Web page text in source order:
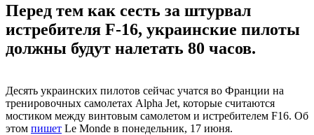
Перед тем как сесть за штурвал
истребителя F-16, украинские пилоты
должны будут налетать 80 часов.
Десять украинских пилотов сейчас учатся во Франции на
тренировочных самолетах Alpha Jet, которые считаются
мостиком между винтовым самолетом и истребителем F16. Об
этом пишет Le Monde в понедельник, 17 июня.